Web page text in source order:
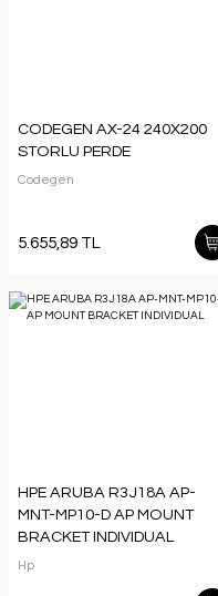
CODEGEN AX-24 240X200
STORLU PERDE
Codegen
5.655,89 TL
HPE ARUBA R3J18A AP-
MNT-MP10-D AP MOUNT
BRACKET INDIVIDUAL
Hp